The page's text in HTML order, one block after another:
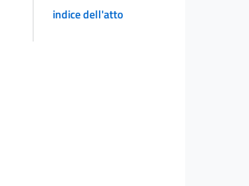
indice dell'atto